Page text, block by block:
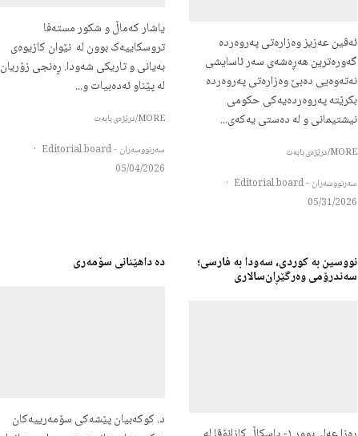
ئەڤین عەزیز وەزارەتی پەروەردە
گەورەترین هەڕەشەی سەر ئاسایشی
نەتەوەیی دەبێ وەزارەتی پەروەردە
بکرێتە پەروەردەیەکی حکومی
نیشتیمانی و لە دەستی یەکەی...
MORE/درێژەی بابەت
سەرنووسەران - Editorial board
·
05/31/2026
یاشار کەماڵ و شکور مستەفا
تروسکاییەک بوون لە نێوان کازیوەی
بەیانی و تاریکی شەودا. ڕەنجی زۆریان
لە پێناو ئەدەبیات و...
MORE/درێژەی بابەت
سەرنووسەران - Editorial board
·
05/04/2026
نووسین به کوردی، سه‌ودا به فارسی؛
سه‌ندرۆمی وه‌رگێڕان‌سالاری
دە داهێنانی سۆمەری
د. کوکەبیان پێشەکی سۆمەرییەکان